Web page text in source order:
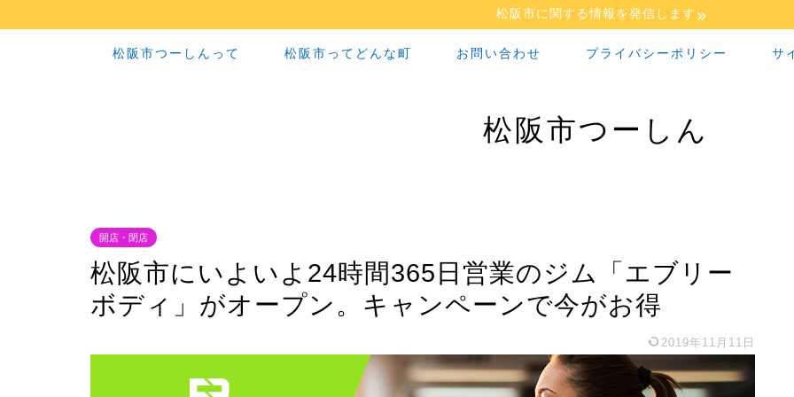
松阪市に関する情報を発信します
松阪市つーしんって 松阪市ってどんな町 お問い合わせ プライバシーポリシー サ
松阪市つーしん
開店・閉店
松阪市にいよいよ24時間365日営業のジム「エブリー
ボディ」がオープン。キャンペーンで今がお得
2019年11月11日